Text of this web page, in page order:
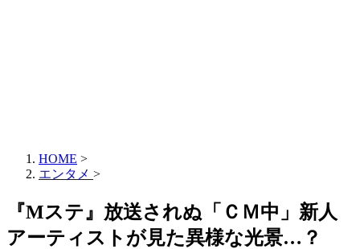
HOME >
エンタメ >
『Mステ』放送されぬ「ＣＭ中」新人
アーティストが見た異様な光景…？